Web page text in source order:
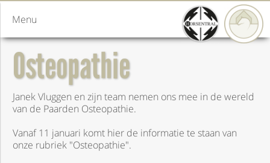
Menu
Osteopathie
Janek Vluggen en zijn team nemen ons mee in de wereld
van de Paarden Osteopathie.
Vanaf 11 januari komt hier de informatie te staan van
onze rubriek "Osteopathie".